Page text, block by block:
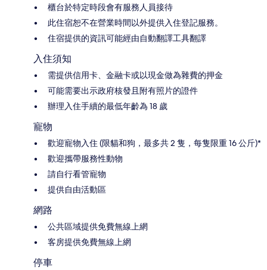
櫃台於特定時段會有服務人員接待
此住宿恕不在營業時間以外提供入住登記服務。
住宿提供的資訊可能經由自動翻譯工具翻譯
入住須知
需提供信用卡、金融卡或以現金做為雜費的押金
可能需要出示政府核發且附有照片的證件
辦理入住手續的最低年齡為 18 歲
寵物
歡迎寵物入住 (限貓和狗，最多共 2 隻，每隻限重 16 公斤)*
歡迎攜帶服務性動物
請自行看管寵物
提供自由活動區
網路
公共區域提供免費無線上網
客房提供免費無線上網
停車